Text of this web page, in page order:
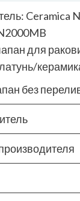
Ceramica
для
без